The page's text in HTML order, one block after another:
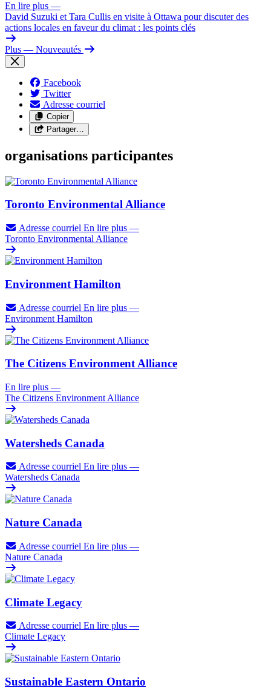
En lire plus —
David Suzuki et Tara Cullis en visite à Ottawa pour discuter des
actions locales en faveur du climat : les points clés
Plus — Nouveautés
Facebook
Twitter
Adresse courriel
Copier
Partager…
organisations participantes
Toronto Environmental Alliance
Adresse courriel En lire plus —
Toronto Environmental Alliance
Environment Hamilton
Adresse courriel En lire plus —
Environment Hamilton
The Citizens Environment Alliance
En lire plus —
The Citizens Environment Alliance
Watersheds Canada
Adresse courriel En lire plus —
Watersheds Canada
Nature Canada
Adresse courriel En lire plus —
Nature Canada
Climate Legacy
Adresse courriel En lire plus —
Climate Legacy
Sustainable Eastern Ontario